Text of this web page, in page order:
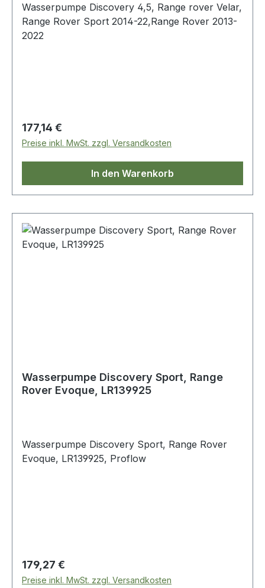
Wasserpumpe Discovery 4,5, Range rover Velar,
Range Rover Sport 2014-22,Range Rover 2013-
2022
Regulärer Preis:
177,14 €
Preise inkl. MwSt. zzgl. Versandkosten
In den Warenkorb
Wasserpumpe Discovery Sport, Range
Rover Evoque, LR139925
Wasserpumpe Discovery Sport, Range Rover
Evoque, LR139925, Proflow
Regulärer Preis:
179,27 €
Preise inkl. MwSt. zzgl. Versandkosten